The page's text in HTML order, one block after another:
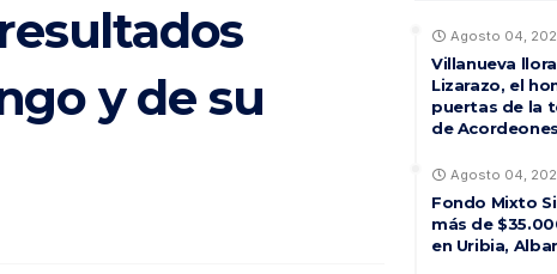
y de su
Agosto 04,
Villanueva
Lizarazo, el
puertas de la
de
Agosto 04,
Fondo Mixto
más de
en Uribia,